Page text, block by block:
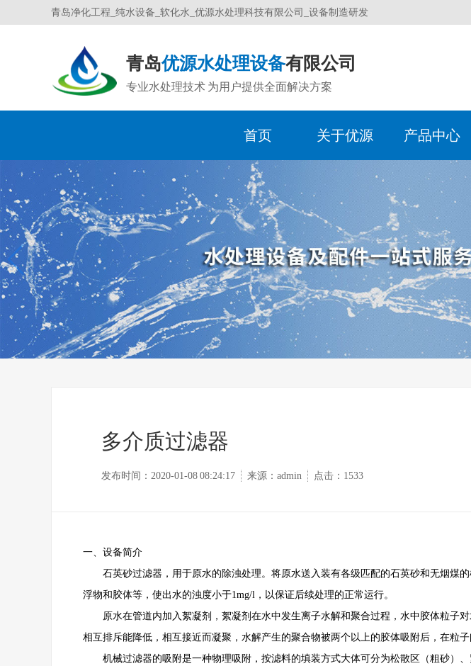
青岛净化工程_纯水设备_软化水_优源水处理科技有限公司_设备制造研发
青岛优源水处理设备有限公司
专业水处理技术 为用户提供全面解决方案
首页 关于优源 产品中心
服
多介质过滤器
发布时间：2020-01-08 08:24:17 来源：admin 点击：1533
一、设备简介
石英砂过滤器，用于原水的除浊处理。将原水送入装有各级匹配的石英砂和无烟煤
浮物和胶体等，使出水的浊度小于1mg/l，以保证后续处理的正常运行。
原水在管道内加入絮凝剂，絮凝剂在水中发生离子水解和聚合过程，水中胶体粒子
相互排斥能降低，相互接近而凝聚，水解产生的聚合物被两个以上的胶体吸附后，在粒
机械过滤器的吸附是一种物理吸附，按滤料的填装方式大体可分为松散区（粗砂）